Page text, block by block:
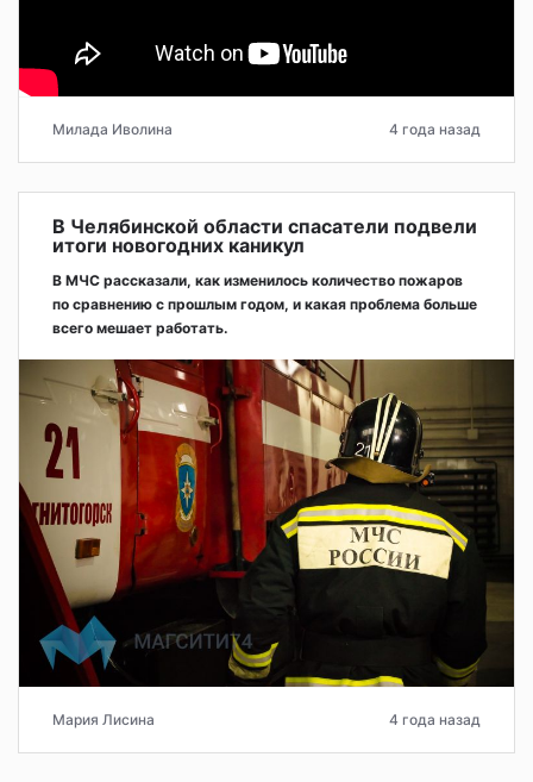
Милада Иволина 4 года назад
В Челябинской области спасатели подвели
итоги новогодних каникул
В МЧС рассказали, как изменилось количество пожаров
по сравнению с прошлым годом, и какая проблема больше
всего мешает работать.
Мария Лисина 4 года назад